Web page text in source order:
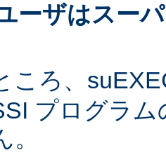
ーザはスー
ころ、
プログラ
。